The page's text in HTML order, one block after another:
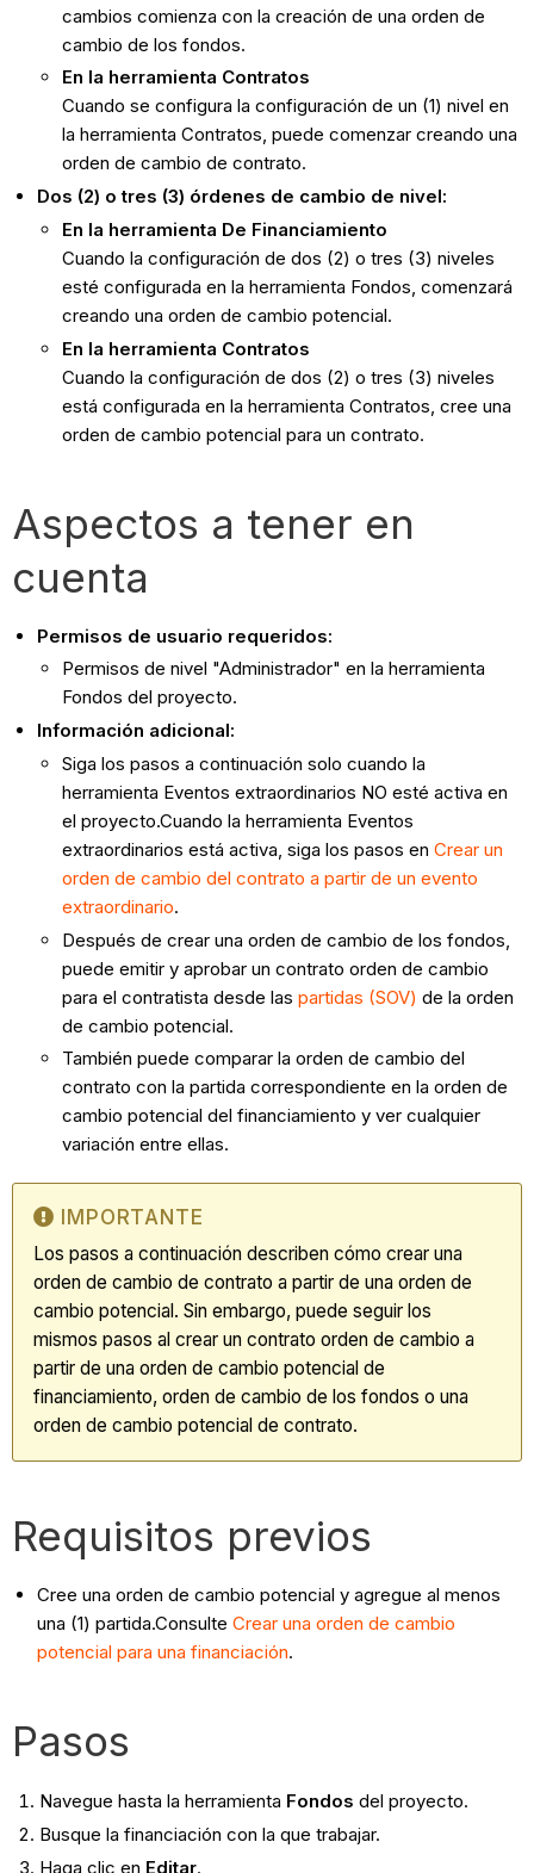
cambios comienza con la creación de una orden de
cambio de los fondos.
En la herramienta Contratos
Cuando se configura la configuración de un (1) nivel en
la herramienta Contratos, puede comenzar creando una
orden de cambio de contrato.
Dos (2) o tres (3) órdenes de cambio de nivel:
En la herramienta De Financiamiento
Cuando la configuración de dos (2) o tres (3) niveles
esté configurada en la herramienta Fondos, comenzará
creando una orden de cambio potencial.
En la herramienta Contratos
Cuando la configuración de dos (2) o tres (3) niveles
está configurada en la herramienta Contratos, cree una
orden de cambio potencial para un contrato.
Aspectos a tener en
cuenta
Permisos de usuario requeridos:
Permisos de nivel "Administrador" en la herramienta
Fondos del proyecto.
Información adicional:
Siga los pasos a continuación solo cuando la
herramienta Eventos extraordinarios NO esté activa en
el proyecto.Cuando la herramienta Eventos
extraordinarios está activa, siga los pasos enCrear un
orden de cambio del contrato a partir de un evento
extraordinario.
Después de crear unaorden de cambio de los fondos
puede emitir y aprobar un contrato orden de cambio
para el contratista desde laspartidas (SOV) de laorden
de cambio potencial.
También puede comparar la orden de cambio del
contrato con la partida correspondiente en la orden de
cambio potencial del financiamiento y ver cualquier
variación entre ellas.
IMPORTANTE
Los pasos a continuación describen cómo crear una
orden de cambio de contrato a partir de una orden de
cambio potencial. Sin embargo, puede seguir los
mismos pasos al crear un contrato orden de cambio a
partir de una orden de cambio potencial de
financiamiento, orden de cambio de los fondos o una
orden de cambio potencial de contrato.
Requisitos previos
Cree una orden de cambio potencial y agregue al menos
una (1) partida.ConsulteCrear una orden de cambio
potencial para una financiación.
Pasos
Navegue hasta la herramienta Fondos del proyecto.
Busque la financiación con la que trabajar.
Haga clic en Editar.